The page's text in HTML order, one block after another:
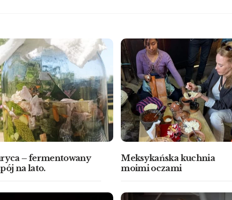
– fermentowany
na lato.
Meksykańska kuchnia
moimi oczami